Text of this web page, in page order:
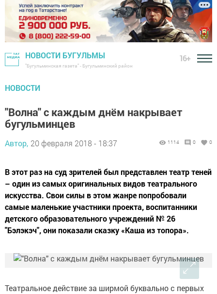
НОВОСТИ БУГУЛЬМЫ
"Бугульминская газета" - Бугульминский район
16+
НОВОСТИ
"Волна" с каждым днём накрывает
бугульминцев
Автор, 20 февраля 2018 - 18:37 1114 0 0
В этот раз на суд зрителей был представлен театр теней
– один из самых оригинальных видов театрального
искусства. Свои силы в этом жанре попробовали
самые маленькие участники проекта, воспитанники
детского образовательного учреждений № 26
"Бэлэкэч", они показали сказку «Каша из топора».
Театральное действие за ширмой буквально с первых